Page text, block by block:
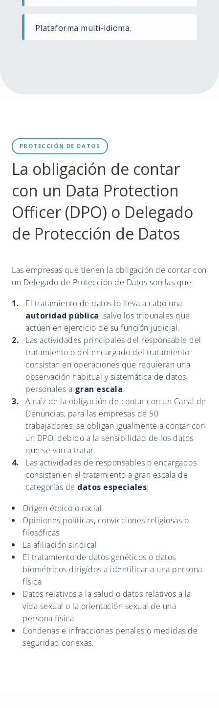
Plataforma multi-idioma.
PROTECCIÓN DE DATOS
La obligación de contar
con un Data Protection
Officer (DPO) o Delegado
de Protección de Datos
Las empresas que tienen la obligación de contar con
un Delegado de Protección de Datos son las que:
El tratamiento de datos lo lleva a cabo una
autoridad pública, salvo los tribunales que
actúen en ejercicio de su función judicial.
Las actividades principales del responsable del
tratamiento o del encargado del tratamiento
consistan en operaciones que requieran una
observación habitual y sistemática de datos
personales a gran escala.
A raíz de la obligación de contar con un Canal de
Denuncias, para las empresas de 50
trabajadores, se obligan igualmente a contar con
un DPO, debido a la sensibilidad de los datos
que se van a tratar.
Las actividades de responsables o encargados
consisten en el tratamiento a gran escala de
categorías de datos especiales:
Origen étnico o racial
Opiniones políticas, convicciones religiosas o
filosóficas
La afiliación sindical
El tratamiento de datos genéticos o datos
biométricos dirigidos a identificar a una persona
física
Datos relativos a la salud o datos relativos a la
vida sexual o la orientación sexual de una
persona física
Condenas e infracciones penales o medidas de
seguridad conexas.